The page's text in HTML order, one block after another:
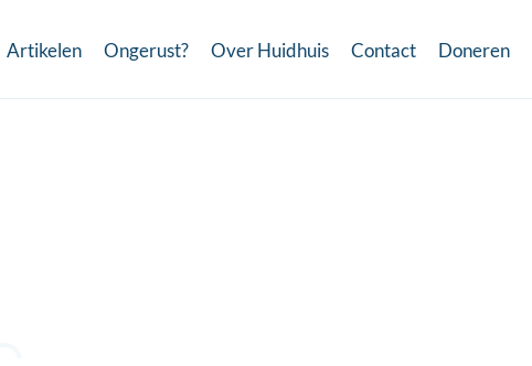
Artikelen Ongerust? Over Huidhuis Contact Doneren